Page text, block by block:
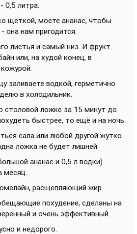
0,5 литра.
щёткой, моете ананас, чтобы
она нам пригодится.
листья и самый низ. И фрукт
или, на худой конец, в
заливаете водкой, герметично
в холодильник.
столовой ложке за 15 минут до
быстрее, то ещё и на ночь.
сала или любой другой жутко
ложка не будет лишней.
ананас и 0,5 л водки)
месяц.
расщепляющий жир.
похудение, сделаны на
и очень эффективный.
и недорого.